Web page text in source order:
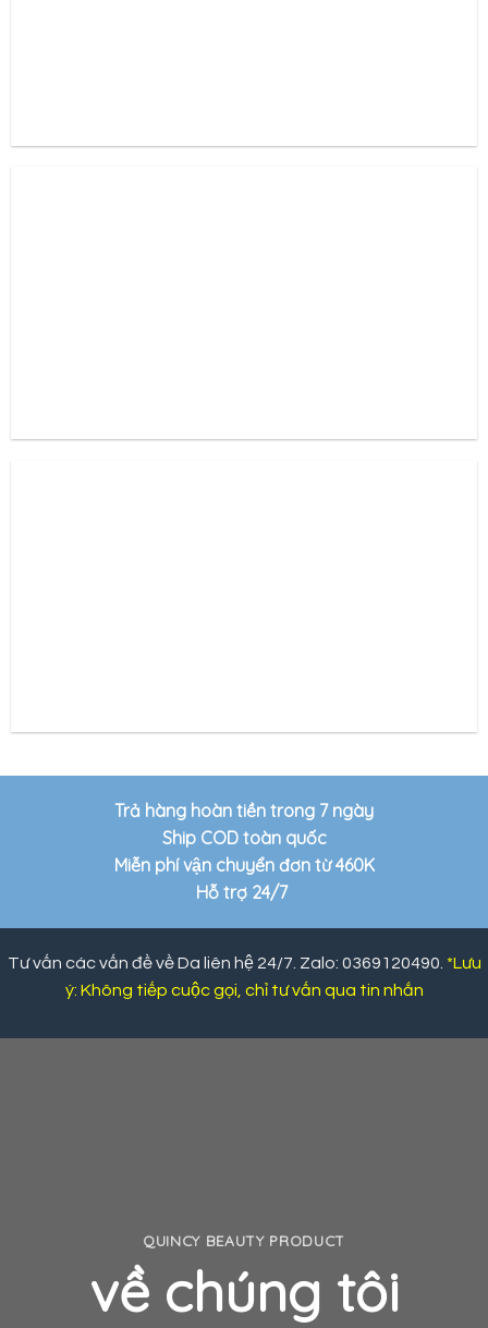
Trả hàng hoàn tiền trong 7 ngày
Ship COD toàn quốc
Miễn phí vận chuyển đơn từ 460K
Hỗ trợ 24/7
Tư vấn các vấn đề về Da liên hệ 24/7. Zalo: 0369120490. *Lưu
ý: Không tiếp cuộc gọi, chỉ tư vấn qua tin nhắn
QUINCY BEAUTY PRODUCT
về chúng tôi